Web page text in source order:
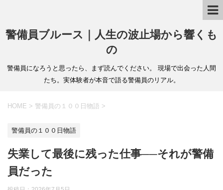
警備員ブルース｜人生の波止場から響くも
の
警備員になろうと思ったら、まず読んでください。 現場で出会った人間
たち。実体験者が本音で語る警備員のリアル。
HOME > 警備員の１００日物語 >
警備員の１００日物語
失業して最後に残った仕事──それが警備
員だった